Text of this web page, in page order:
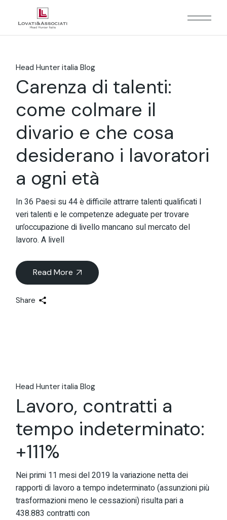
Head Hunter italia Blog
Carenza di talenti:
come colmare il
divario e che cosa
desiderano i lavoratori
a ogni età
In 36 Paesi su 44 è difficile attrarre talenti qualificati I
veri talenti e le competenze adeguate per trovare
un’occupazione di livello mancano sul mercato del
lavoro. A livell
Read More
Share
Head Hunter italia Blog
Lavoro, contratti a
tempo indeterminato:
+111%
Nei primi 11 mesi del 2019 la variazione netta dei
rapporti di lavoro a tempo indeterminato (assunzioni più
trasformazioni meno le cessazioni) risulta pari a
438.883 contratti con